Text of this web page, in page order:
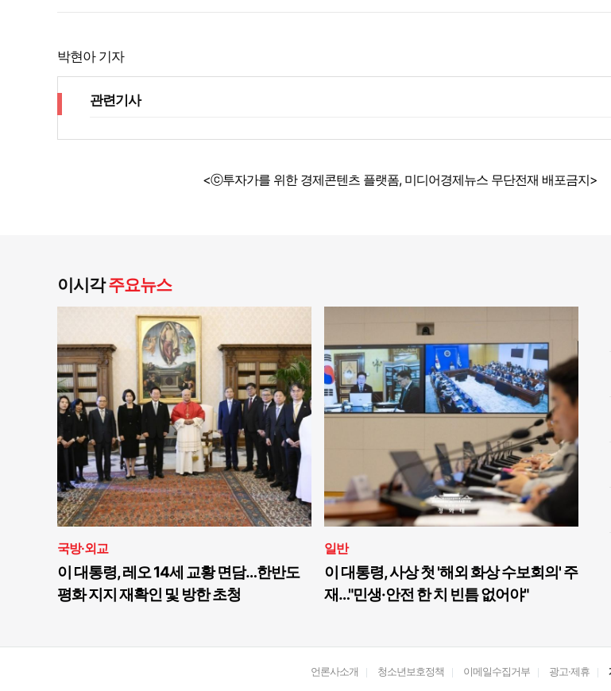
박현아 기자
관련기사
<ⓒ투자가를 위한 경제콘텐츠 플랫폼, 미디어경제뉴스 무단전재 배포금지>
이시각주요뉴스
국방·외교
이 대통령, 레오 14세 교황 면담…한반도
평화 지지 재확인 및 방한 초청
일반
이 대통령, 사상 첫 '해외 화상 수보회의' 주
재…"민생·안전 한 치 빈틈 없어야"
언론사소개 청소년보호정책 이메일수집거부 광고·제휴